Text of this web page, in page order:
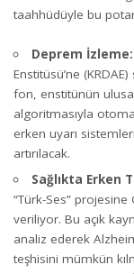
taahhüdüyle bu
Deprem İzleme:
Enstitüsü’ne
fon, enstitünün
algoritmasıyla
erken uyarı
artırılacak.
Sağlıkta Erken
“Türk-Ses”
veriliyor. Bu açık
analiz ederek
teşhisini mümkün